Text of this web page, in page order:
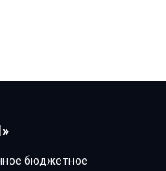
бюджетное